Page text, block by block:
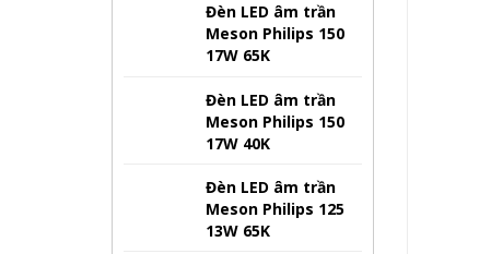
Đèn LED âm trần
Meson Philips 150
17W 65K
Đèn LED âm trần
Meson Philips 150
17W 40K
Đèn LED âm trần
Meson Philips 125
13W 65K